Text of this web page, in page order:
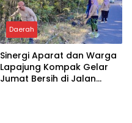
Daerah
Sinergi Aparat dan Warga
Lapajung Kompak Gelar
Jumat Bersih di Jalan